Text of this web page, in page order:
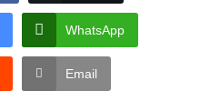
WhatsApp
Email